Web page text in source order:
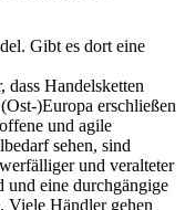
Gibt es dort eine
Handelsketten
)Europa erschließen
und agile
sehen, sind
und veralteter
und eine durchgängige
Viele Händler gehen